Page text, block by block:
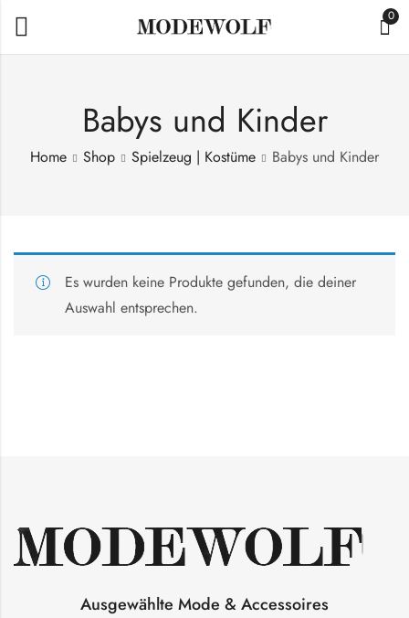
0
Babys und Kinder
Home Shop Spielzeug | Kostüme Babys und Kinder
Es wurden keine Produkte gefunden, die deiner
Auswahl entsprechen.
Ausgewählte Mode & Accessoires